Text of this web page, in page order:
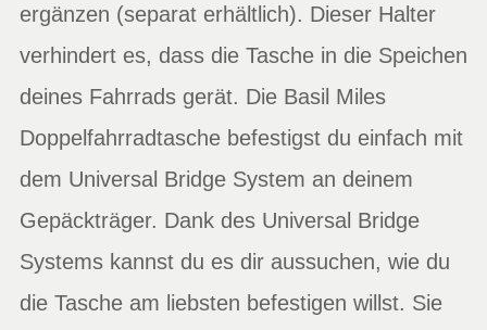
ergänzen (separat erhältlich). Dieser Halter
verhindert es, dass die Tasche in die Speichen
deines Fahrrads gerät. Die Basil Miles
Doppelfahrradtasche befestigst du einfach mit
dem Universal Bridge System an deinem
Gepäckträger. Dank des Universal Bridge
Systems kannst du es dir aussuchen, wie du
die Tasche am liebsten befestigen willst. Sie